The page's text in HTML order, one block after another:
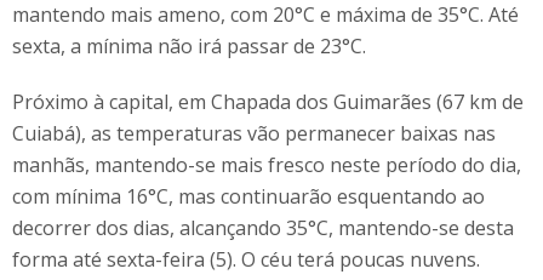
mantendo mais ameno, com 20°C e máxima de 35°C. Até
sexta, a mínima não irá passar de 23°C.
Próximo à capital, em Chapada dos Guimarães (67 km de
Cuiabá), as temperaturas vão permanecer baixas nas
manhãs, mantendo-se mais fresco neste período do dia,
com mínima 16°C, mas continuarão esquentando ao
decorrer dos dias, alcançando 35°C, mantendo-se desta
forma até sexta-feira (5). O céu terá poucas nuvens.